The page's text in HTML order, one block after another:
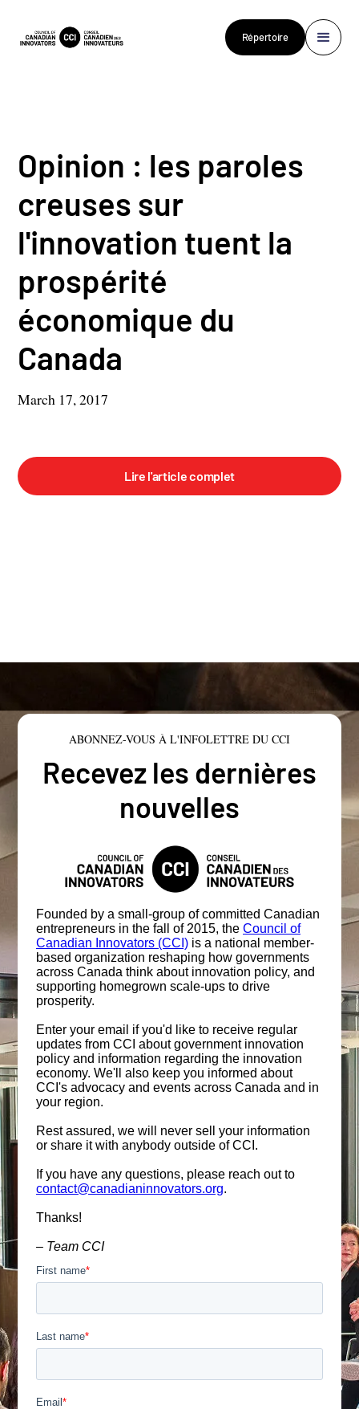
Répertoire
Opinion : les paroles
creuses sur
l'innovation tuent la
prospérité
économique du
Canada
March 17, 2017
Lire l'article complet
ABONNEZ-VOUS À L'INFOLETTRE DU CCI
Recevez les dernières
nouvelles